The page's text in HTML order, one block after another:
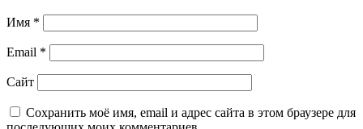
Имя *
Email *
Сайт
Сохранить моё имя, email и адрес сайта в этом браузере для